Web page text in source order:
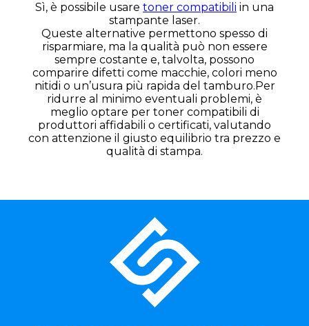
Sì, è possibile usare toner compatibili in una
stampante laser.
Queste alternative permettono spesso di
risparmiare, ma la qualità può non essere
sempre costante e, talvolta, possono
comparire difetti come macchie, colori meno
nitidi o un’usura più rapida del tamburo.Per
ridurre al minimo eventuali problemi, è
meglio optare per toner compatibili di
produttori affidabili o certificati, valutando
con attenzione il giusto equilibrio tra prezzo e
qualità di stampa.